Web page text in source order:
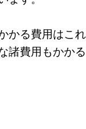
かる費用はこ
費用もかかる